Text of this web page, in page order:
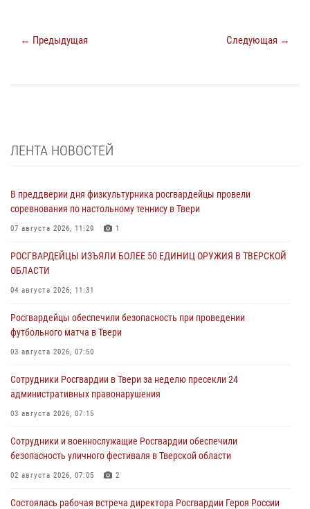
← Предыдущая Следующая →
ЛЕНТА НОВОСТЕЙ
В преддверии дня физкультурника росгвардейцы провели
соревнования по настольному теннису в Твери
07 августа 2026, 11:29 1
РОСГВАРДЕЙЦЫ ИЗЪЯЛИ БОЛЕЕ 50 ЕДИНИЦ ОРУЖИЯ В ТВЕРСКОЙ
ОБЛАСТИ
04 августа 2026, 11:31
Росгвардейцы обеспечили безопасность при проведении
футбольного матча в Твери
03 августа 2026, 07:50
Сотрудники Росгвардии в Твери за неделю пресекли 24
административных правонарушения
03 августа 2026, 07:15
Сотрудники и военнослужащие Росгвардии обеспечили
безопасность уличного фестиваля в Тверской области
02 августа 2026, 07:05 2
Состоялась рабочая встреча директора Росгвардии Героя России